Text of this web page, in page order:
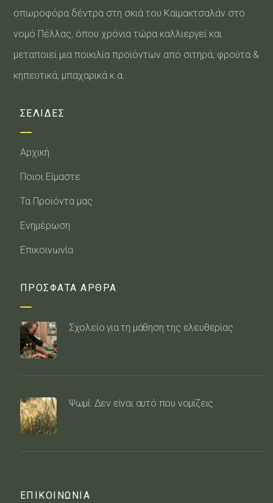
οπωροφόρα δέντρα στη σκιά του Καϊμακτσαλάν στο
νομό Πέλλας, όπου χρόνια τώρα καλλιεργεί και
μεταποιεί μια ποικιλία προϊόντων από σιτηρά, φρούτα &
κηπευτικά, μπαχαρικά κ.α.
ΣΕΛΙΔΕΣ
Αρχική
Ποιοι Είμαστε
Τα Προϊόντα μας
Ενημέρωση
Επικοινωνία
ΠΡΟΣΦΑΤΑ ΑΡΘΡΑ
Σχολείο για τη μάθηση της ελευθερίας
Ψωμί: Δεν είναι αυτό που νομίζεις.
ΕΠΙΚΟΙΝΩΝΙΑ